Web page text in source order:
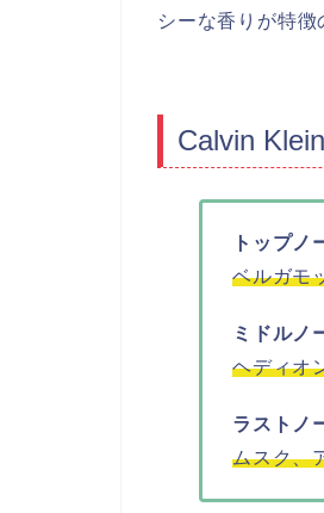
シーな香りが特徴
Calvin
トップノ
ベルガモ
ミドルノ
ヘディオ
ラストノ
ムスク、